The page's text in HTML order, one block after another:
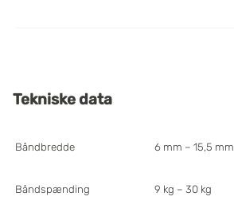
Tekniskedata
Båndbredde 6 mm – 15,5 mm
Båndspænding 9 kg – 30 kg